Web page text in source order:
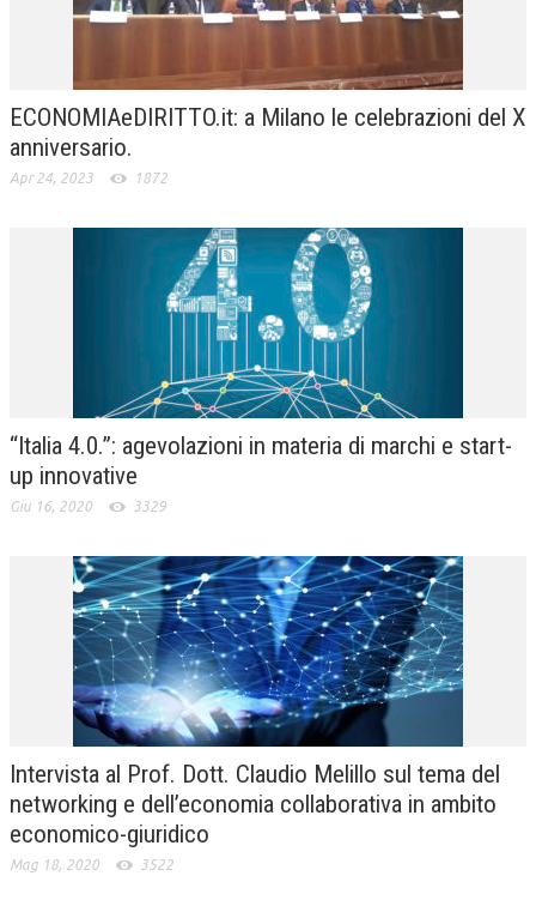
CFC E PARADISI FISCALI
TRANSFER PRICING
GIURISPRUDENZA
COSTITUZIONALE
CIVILE
TRIBUTARIA
ARCHIVIO EVENTI (FINO AL 2022)
CORSI ENTI TERZI
PUBBLICAZIONI
TELEGRAM
DOCUMENTI
ECONOMIAeDIRITTO.it: a Milano le celebrazioni del X
anniversario.
Apr 24, 2023 1872
“Italia 4.0.”: agevolazioni in materia di marchi e start-
up innovative
Giu 16, 2020 3329
Intervista al Prof. Dott. Claudio Melillo sul tema del
networking e dell’economia collaborativa in ambito
economico-giuridico
Mag 18, 2020 3522